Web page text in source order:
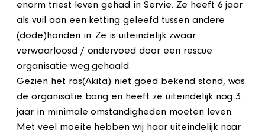
enorm triest leven gehad in Servie. Ze heeft 6 jaar
als vuil aan een ketting geleefd tussen andere
(dode)honden in. Ze is uiteindelijk zwaar
verwaarloosd / ondervoed door een rescue
organisatie weg gehaald.
Gezien het ras(Akita) niet goed bekend stond, was
de organisatie bang en heeft ze uiteindelijk nog 3
jaar in minimale omstandigheden moeten leven.
Met veel moeite hebben wij haar uiteindelijk naar